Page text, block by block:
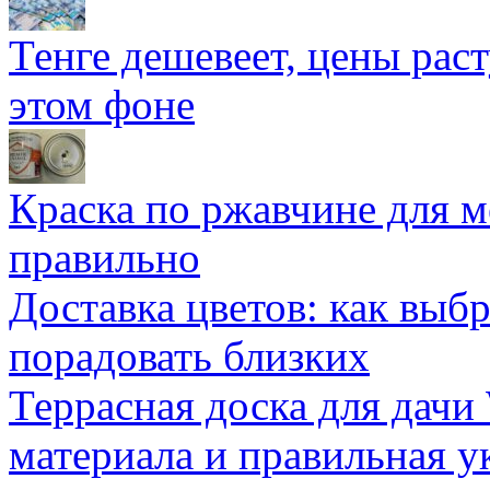
Тенге дешевеет, цены
этом фоне
Краска по ржавчине для
правильно
Доставка цветов: как
порадовать близких
Террасная доска для
материала и правильная